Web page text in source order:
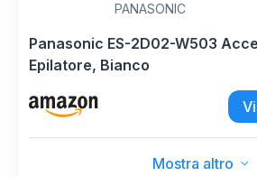
PANASONIC
Panasonic ES-2D02-W503
Epilatore, Bianco
Mostra altro